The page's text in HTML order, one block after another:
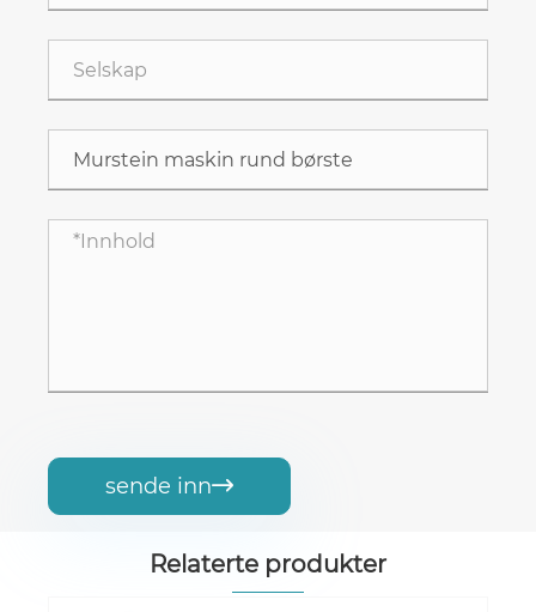
sende inn
Relaterte produkter